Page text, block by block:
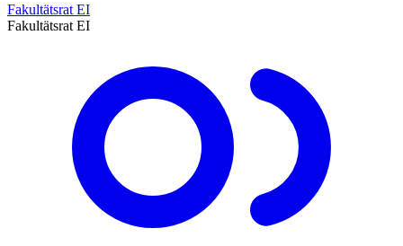
Fakultätsrat EI
Fakultätsrat EI